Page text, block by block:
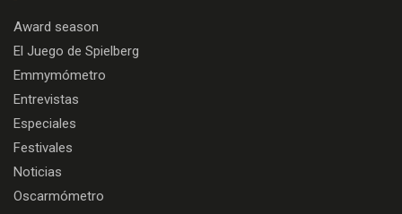
Award season
El Juego de Spielberg
Emmymómetro
Entrevistas
Especiales
Festivales
Noticias
Oscarmómetro